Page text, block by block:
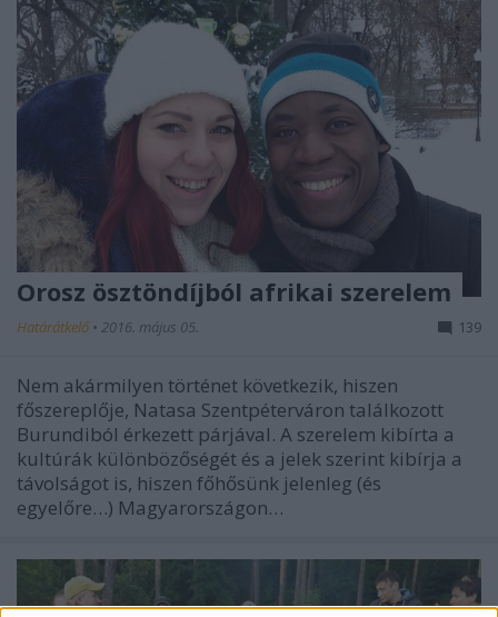
Orosz ösztöndíjból afrikai szerelem
Határátkelő • 2016. május 05. 139
Nem akármilyen történet következik, hiszen
főszereplője, Natasa Szentpéterváron találkozott
Burundiból érkezett párjával. A szerelem kibírta a
kultúrák különbözőségét és a jelek szerint kibírja a
távolságot is, hiszen főhősünk jelenleg (és
egyelőre…) Magyarországon…